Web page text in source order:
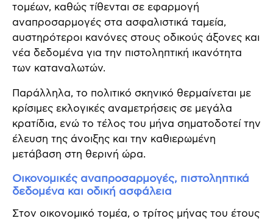
τομέων, καθώς τίθενται σε εφαρμογή
αναπροσαρμογές στα ασφαλιστικά ταμεία,
αυστηρότεροι κανόνες στους οδικούς άξονες και
νέα δεδομένα για την πιστοληπτική ικανότητα
των καταναλωτών.
Παράλληλα, το πολιτικό σκηνικό θερμαίνεται με
κρίσιμες εκλογικές αναμετρήσεις σε μεγάλα
κρατίδια, ενώ το τέλος του μήνα σηματοδοτεί την
έλευση της άνοιξης και την καθιερωμένη
μετάβαση στη θερινή ώρα.
Οικονομικές αναπροσαρμογές, πιστοληπτικά
δεδομένα και οδική ασφάλεια
Στον οικονομικό τομέα, ο τρίτος μήνας του έτους